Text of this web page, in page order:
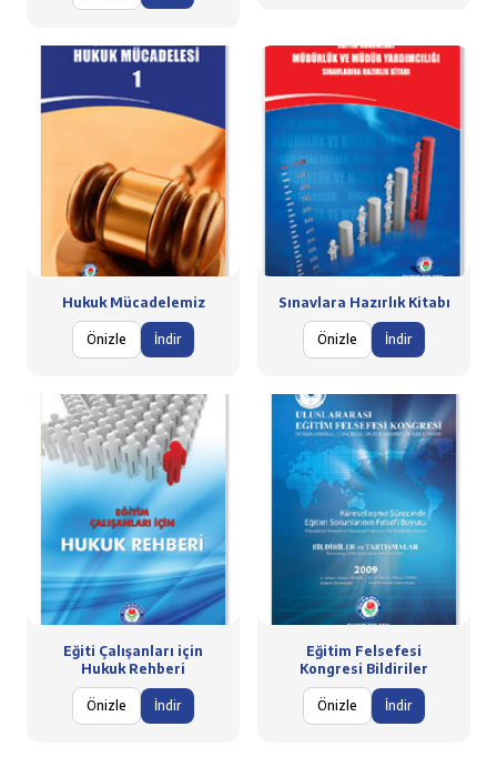
Hukuk Mücadelemiz
Önizle İndir
Sınavlara Hazırlık Kitabı
Önizle İndir
Eğiti Çalışanları için
Hukuk Rehberi
Önizle İndir
Eğitim Felsefesi
Kongresi Bildiriler
Önizle İndir